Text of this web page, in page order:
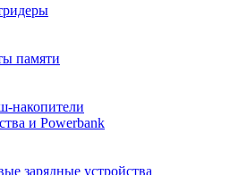
памяти
накопители
и Powerbank
зарядные устройства